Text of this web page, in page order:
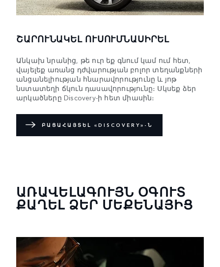
ՇԱՐՈՒՆԱԿԵԼ ՈՒՍՈՒՄՆԱՍԻՐԵԼ
Անկախ նրանից, թե ուր եք գնում կամ ում հետ,
վայելեք առանց դժվարության բոլոր տեղանքների
անցանելիության հնարավորությունը և յոթ
նստատեղի ճկուն դասավորությունը։ Սկսեք ձեր
արկածները Discovery-ի հետ միասին։
ԲԱՑԱՀԱՅՏԵԼ «DISCOVERY»-Ն
ԱՌԱՎԵԼԱԳՈՒՅՆ ՕԳՈՒՏ
ՔԱՂԵԼ ՁԵՐ ՄԵՔԵՆԱՅԻՑ